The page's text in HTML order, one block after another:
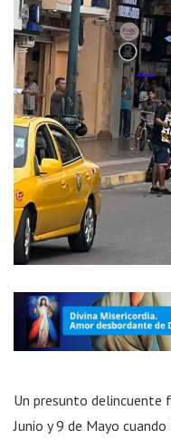
Un presunto delincuente
Junio y 9 de Mayo